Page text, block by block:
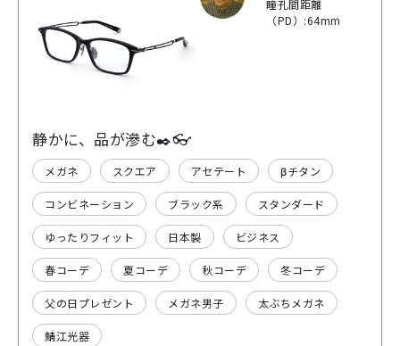
瞳孔間距離
（PD）:64mm
静かに、品が滲む✒️👓
メガネ スクエア アセテート βチタン
コンビネーション ブラック系 スタンダード
ゆったりフィット 日本製 ビジネス
春コーデ 夏コーデ 秋コーデ 冬コーデ
父の日プレゼント メガネ男子 太ぶちメガネ
鯖江光器